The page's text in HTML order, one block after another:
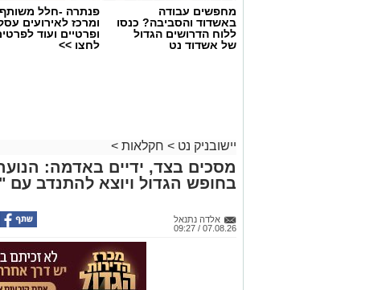
מחפשים עבודה
באשדוד והסביבה? כנסו
ללוח הדרושים הגדול
של אשדוד נט
פנתרה -חלל משותף
ומרכז לאירועים
ופרטיים ועוד
לחצו >>
יישובניק נט > חקלאות >
מסכים בצד, ידיים באדמה:
בחופש הגדול ויוצא להתנדב עם
אלדה נתנאל
07.08.26 / 09:27